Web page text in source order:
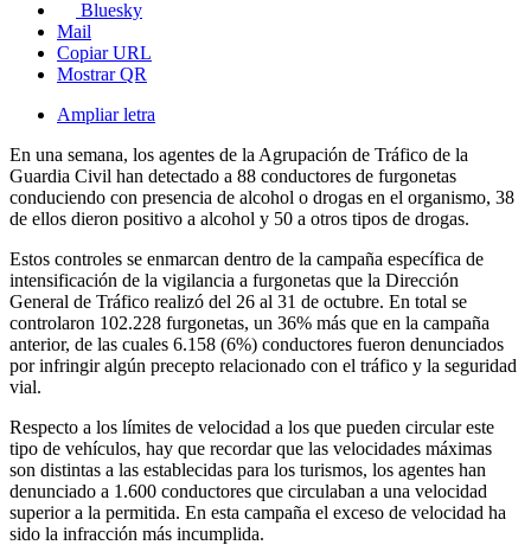
Bluesky
Mail
Copiar URL
Mostrar QR
Ampliar letra
En una semana, los agentes de la Agrupación de Tráfico de la
Guardia Civil han detectado a 88 conductores de furgonetas
conduciendo con presencia de alcohol o drogas en el organismo, 38
de ellos dieron positivo a alcohol y 50 a otros tipos de drogas.
Estos controles se enmarcan dentro de la campaña específica de
intensificación de la vigilancia a furgonetas que la Dirección
General de Tráfico realizó del 26 al 31 de octubre. En total se
controlaron 102.228 furgonetas, un 36% más que en la campaña
anterior, de las cuales 6.158 (6%) conductores fueron denunciados
por infringir algún precepto relacionado con el tráfico y la seguridad
vial.
Respecto a los límites de velocidad a los que pueden circular este
tipo de vehículos, hay que recordar que las velocidades máximas
son distintas a las establecidas para los turismos, los agentes han
denunciado a 1.600 conductores que circulaban a una velocidad
superior a la permitida. En esta campaña el exceso de velocidad ha
sido la infracción más incumplida.